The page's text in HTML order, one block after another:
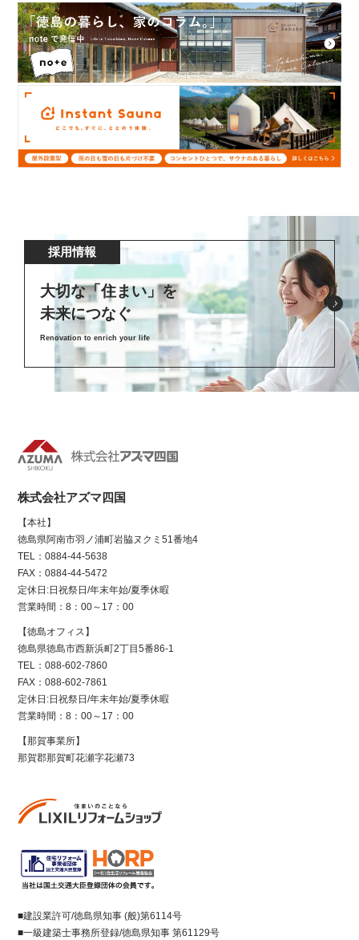
採用情報
大切な「住まい」を
未来につなぐ
Renovation to enrich your life
株式会社アズマ四国
【本社】
徳島県阿南市羽ノ浦町岩脇ヌクミ51番地4
TEL：0884-44-5638
FAX：0884-44-5472
定休日:日祝祭日/年末年始/夏季休暇
営業時間：8：00～17：00
【徳島オフィス】
徳島県徳島市西新浜町2丁目5番86-1
TEL：088-602-7860
FAX：088-602-7861
定休日:日祝祭日/年末年始/夏季休暇
営業時間：8：00～17：00
【那賀事業所】
那賀郡那賀町花瀬字花瀬73
■建設業許可/徳島県知事 (般)第6114号
■一級建築士事務所登録/徳島県知事 第61129号